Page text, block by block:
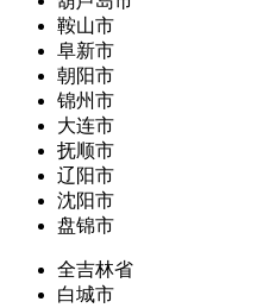
鞍山市
阜新市
朝阳市
锦州市
大连市
抚顺市
辽阳市
沈阳市
盘锦市
全吉林省
白城市